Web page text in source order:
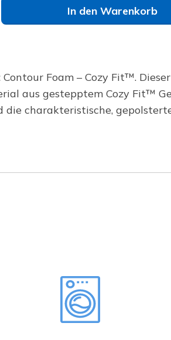
In den Warenkorb
Foam – Cozy Fit™.
aus gestepptem Cozy Fit™
charakteristische,